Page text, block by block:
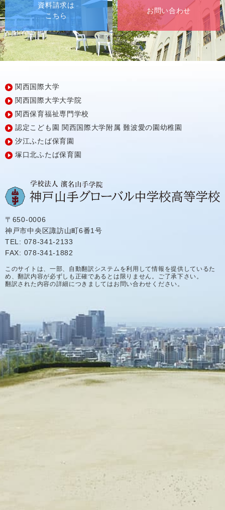
資料請求は
こちら
お問い合わせ
関西国際大学
関西国際大学大学院
関西保育福祉専門学校
認定こども園 関西国際大学附属 難波愛の園幼稚園
汐江ふたば保育園
塚口北ふたば保育園
〒650-0006
神戸市中央区諏訪山町6番1号
TEL: 078-341-2133
FAX: 078-341-1882
このサイトは、一部、自動翻訳システムを利用して情報を提供しているた
め、翻訳内容が必ずしも正確であるとは限りません。ご了承下さい。
翻訳された内容の詳細につきましてはお問い合わせください。